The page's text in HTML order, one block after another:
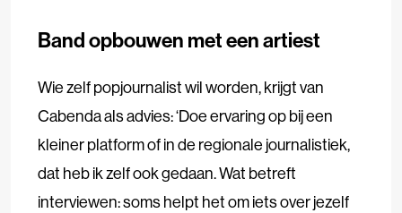
Band opbouwen met een artiest
Wie zelf popjournalist wil worden, krijgt van
Cabenda als advies: ‘Doe ervaring op bij een
kleiner platform of in de regionale journalistiek,
dat heb ik zelf ook gedaan. Wat betreft
interviewen: soms helpt het om iets over jezelf